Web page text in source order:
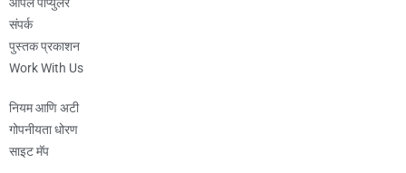
संपर्क
पुस्तक प्रकाशन
Work With Us
नियम आणि अटी
गोपनीयता धोरण
साइट मॅप